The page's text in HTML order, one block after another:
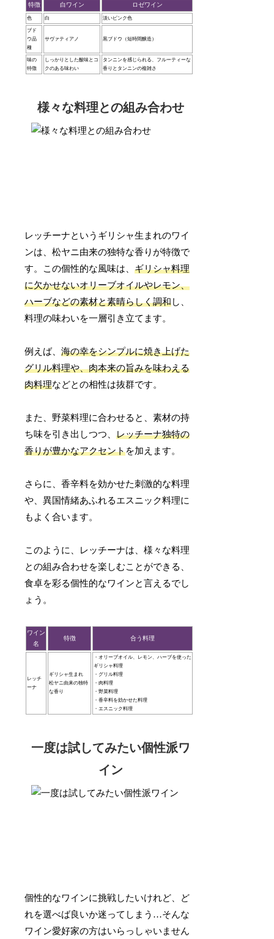
特徴 白ワイン ロゼワイン
色 白 淡いピンク色
ブド
ウ品
種
サヴァティアノ 黒ブドウ（短時間醸造）
味の
特徴
しっかりとした酸味とコ
クのある味わい
タンニンを感じられる、フルーティーな
香りとタンニンの複雑さ
様々な料理との組み合わせ
レッチーナというギリシャ生まれのワイ
ンは、松ヤニ由来の独特な香りが特徴で
す。この個性的な風味は、ギリシャ料理
に欠かせないオリーブオイルやレモン、
ハーブなどの素材と素晴らしく調和し、
料理の味わいを一層引き立てます。
例えば、海の幸をシンプルに焼き上げた
グリル料理や、肉本来の旨みを味わえる
肉料理などとの相性は抜群です。
また、野菜料理に合わせると、素材の持
ち味を引き出しつつ、レッチーナ独特の
香りが豊かなアクセントを加えます。
さらに、香辛料を効かせた刺激的な料理
や、異国情緒あふれるエスニック料理に
もよく合います。
このように、レッチーナは、様々な料理
との組み合わせを楽しむことができる、
食卓を彩る個性的なワインと言えるでし
ょう。
ワイン
名
特徴 合う料理
レッチ
ーナ
ギリシャ生まれ
松ヤニ由来の独特
な香り
・オリーブオイル、レモン、ハーブを使った
ギリシャ料理
・グリル料理
・肉料理
・野菜料理
・香辛料を効かせた料理
・エスニック料理
一度は試してみたい個性派ワ
イン
個性的なワインに挑戦したいけれど、ど
れを選べば良いか迷ってしまう…そんな
ワイン愛好家の方はいらっしゃいません